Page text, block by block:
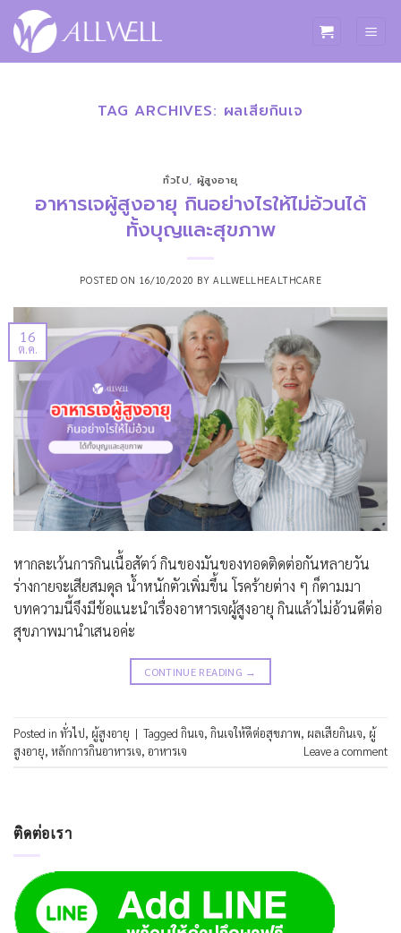
ข้าม
ไป
TAG ARCHIVES: ผลเสียกินเจ
ทั่วไป, ผู้สูงอายุ
อาหารเจผู้สูงอายุ กินอย่างไรให้ไม่อ้วนได้
ทั้งบุญและสุขภาพ
POSTED ON 16/10/2020 BY ALLWELLHEALTHCARE
16
ต.ค.
หากละเว้นการกินเนื้อสัตว์ กินของมันของทอดติดต่อกันหลายวัน
ร่างกายจะเสียสมดุล น้ำหนักตัวเพิ่มขึ้น โรคร้ายต่าง ๆ ก็ตามมา
บทความนี้จึงมีข้อแนะนำเรื่องอาหารเจผู้สูงอายุ กินแล้วไม่อ้วนดีต่อ
สุขภาพมานำเสนอค่ะ
CONTINUE READING →
Posted in ทั่วไป, ผู้สูงอายุ | Tagged กินเจ, กินเจให้ดีต่อสุขภาพ, ผลเสียกินเจ, ผู้
สูงอายุ, หลักการกินอาหารเจ, อาหารเจ Leave a comment
ติดต่อเรา